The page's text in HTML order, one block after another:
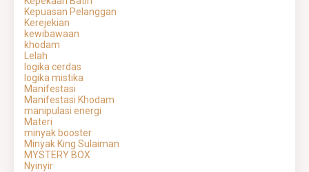
Kepuasan Pelanggan
Kerejekian
kewibawaan
khodam
Lelah
logika cerdas
logika mistika
Manifestasi
Manifestasi Khodam
manipulasi energi
Materi
minyak booster
Minyak King Sulaiman
MYSTERY BOX
Nyinyir